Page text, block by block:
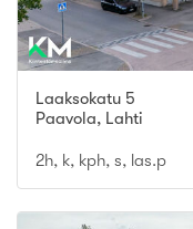
Laaksokatu 5
Paavola, Lahti
2h, k, kph, s, las.p